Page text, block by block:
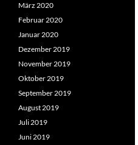
März 2020
Februar 2020
Januar 2020
Dezember 2019
November 2019
Oktober 2019
September 2019
August 2019
Juli 2019
Juni 2019